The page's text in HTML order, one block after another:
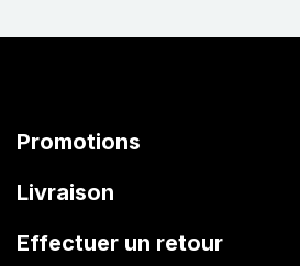
Promotions
Livraison
Effectuer un retour